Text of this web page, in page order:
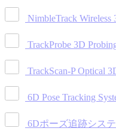
NimbleTrack Wireless
TrackProbe 3D
TrackScan-P Optical
6D Pose Tracking
6Dポーズ追跡シス